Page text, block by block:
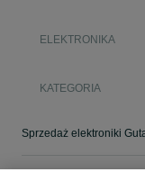
ELEKTRONIKA
KATEGORIA